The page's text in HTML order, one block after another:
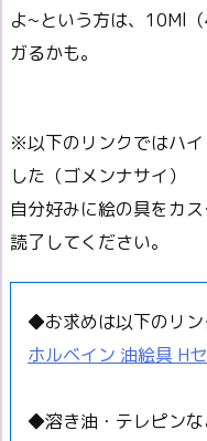
よ~という方は、10Ml
ガるかも。
※以下のリンクではハ
した（ゴメンナサイ）
自分好みに絵の具をカ
読了してください。
◆お求めは以下のリン
ホルベイン 油絵具 H
◆溶き油・テレピンな